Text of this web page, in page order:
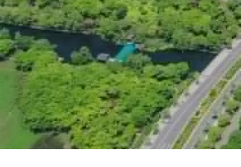
业
环
保
玻